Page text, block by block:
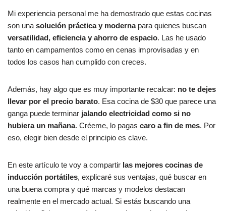
Mi experiencia personal me ha demostrado que estas cocinas
son unasolución práctica y modernapara quienes buscan
versatilidad, eficiencia y ahorro de espacio. Las he usado
tanto en campamentos como en cenas improvisadas y en
todos los casos han cumplido con creces.
Además, hay algo que es muy importante recalcar: no te dejes
llevar por el precio barato. Esa cocina de $30 que parece una
ganga puede terminar jalando electricidad como si no
hubiera un mañana. Créeme, lo pagas caro a fin de mes. Por
eso, elegir bien desde el principio es clave.
En este artículo te voy a compartir las mejores cocinas de
inducción portátiles, explicaré sus ventajas, qué buscar en
una buena compra y qué marcas y modelos destacan
realmente en el mercado actual. Si estás buscando una